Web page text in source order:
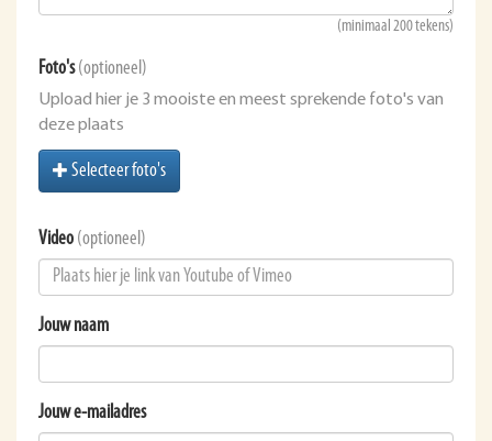
(minimaal 200 tekens)
Foto's (optioneel)
Upload hier je 3 mooiste en meest sprekende foto's van
deze plaats
Selecteer foto's
Video (optioneel)
Jouw naam
Jouw e-mailadres